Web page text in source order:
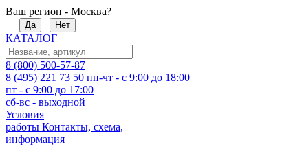
Ваш регион - Москва?
Да Нет
КАТАЛОГ
8 (800) 500-57-87
8 (495) 221 73 50 пн-чт - с 9:00 до 18:00
пт - с 9:00 до 17:00
сб-вс - выходной
Условия
работы Контакты, схема,
информация